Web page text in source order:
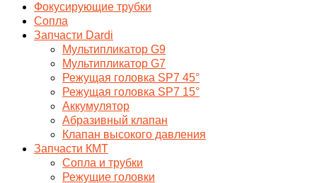
Фокусирующие трубки
Сопла
Запчасти Dardi
Мультипликатор G9
Мультипликатор G7
Режущая головка SP7 45°
Режущая головка SP7 15°
Аккумулятор
Абразивный клапан
Клапан высокого давления
Запчасти КМТ
Сопла и трубки
Режущие головки